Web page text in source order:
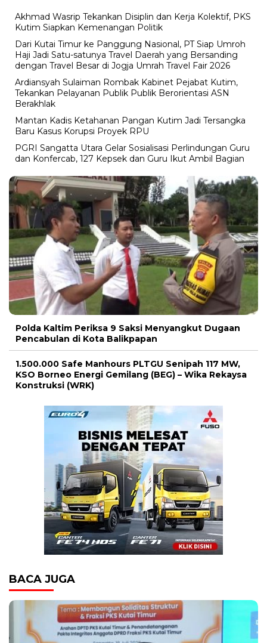
Akhmad Wasrip Tekankan Disiplin dan Kerja Kolektif, PKS
Kutim Siapkan Kemenangan Politik
Dari Kutai Timur ke Panggung Nasional, PT Siap Umroh
Haji Jadi Satu-satunya Travel Daerah yang Bersanding
dengan Travel Besar di Jogja Umrah Travel Fair 2026
Ardiansyah Sulaiman Rombak Kabinet Pejabat Kutim,
Tekankan Pelayanan Publik Publik Berorientasi ASN
Berakhlak
Mantan Kadis Ketahanan Pangan Kutim Jadi Tersangka
Baru Kasus Korupsi Proyek RPU
PGRI Sangatta Utara Gelar Sosialisasi Perlindungan Guru
dan Konfercab, 127 Kepsek dan Guru Ikut Ambil Bagian
Polda Kaltim Periksa 9 Saksi Menyangkut Dugaan
Pencabulan di Kota Balikpapan
1.500.000 Safe Manhours PLTGU Senipah 117 MW,
KSO Borneo Energi Gemilang (BEG) – Wika Rekaysa
Konstruksi (WRK)
BACA JUGA